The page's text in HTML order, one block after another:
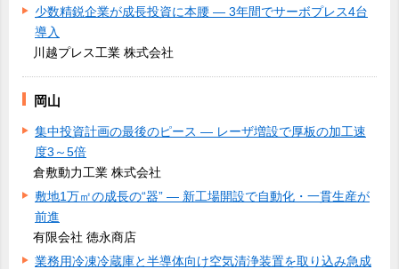
少数精鋭企業が成長投資に本腰 ― 3年間でサーボプレス4台
導入
川越プレス工業 株式会社
岡山
集中投資計画の最後のピース ― レーザ増設で厚板の加工速
度3～5倍
倉敷動力工業 株式会社
敷地1万㎡の成長の“器” ― 新工場開設で自動化・一貫生産が
前進
有限会社 徳永商店
業務用冷凍冷蔵庫と半導体向け空気清浄装置を取り込み急成